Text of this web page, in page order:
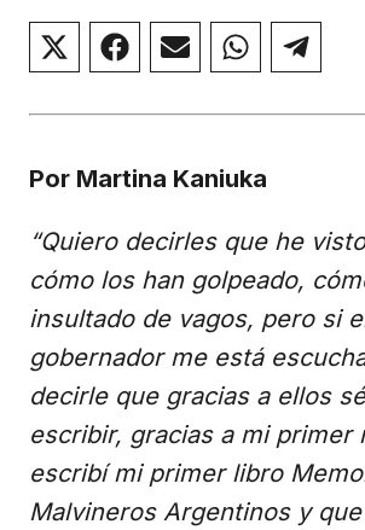
Compartir
en
(Twitter)
Compartir
en
Compartir
en en en
Por Martina Kaniuka
“Quiero decirles que he
cómo los han golpeado,
insultado de vagos, pero si
gobernador me está
decirle que gracias a ellos
escribir, gracias a mi primer
escribí mi primer libro
Malvineros Argentinos y